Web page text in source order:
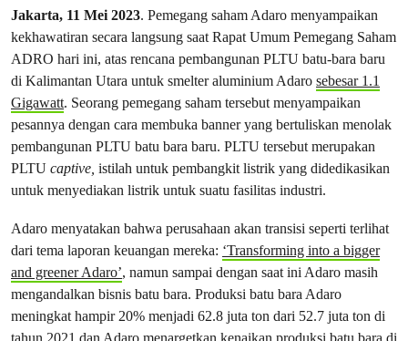
Jakarta, 11 Mei 2023. Pemegang saham Adaro menyampaikan
kekhawatiran secara langsung saat Rapat Umum Pemegang Saham
ADRO hari ini, atas rencana pembangunan PLTU batu-bara baru
di Kalimantan Utara untuk smelter aluminium Adaro sebesar 1.1
Gigawatt. Seorang pemegang saham tersebut menyampaikan
pesannya dengan cara membuka banner yang bertuliskan menolak
pembangunan PLTU batu bara baru. PLTU tersebut merupakan
PLTU captive, istilah untuk pembangkit listrik yang didedikasikan
untuk menyediakan listrik untuk suatu fasilitas industri.
Adaro menyatakan bahwa perusahaan akan transisi seperti terlihat
dari tema laporan keuangan mereka: ‘Transforming into a bigger
and greener Adaro’, namun sampai dengan saat ini Adaro masih
mengandalkan bisnis batu bara. Produksi batu bara Adaro
meningkat hampir 20% menjadi 62.8 juta ton dari 52.7 juta ton di